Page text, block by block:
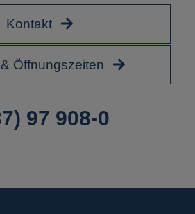
Kontakt
Öffnungszeiten
97 908-0